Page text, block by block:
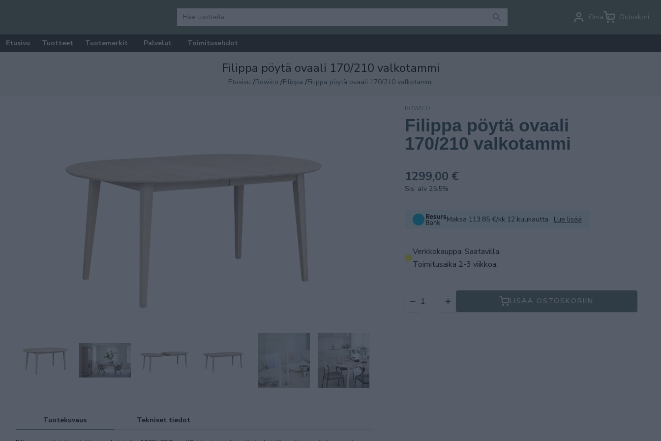
Oma tili Ostoskori
Etusivu Tuotteet Tuotemerkit Palvelut Toimitusehdot
Filippa pöytä ovaali 170/210 valkotammi
Etusivu /Rowico /Filippa /Filippa pöytä ovaali 170/210 valkotammi
Tuotekuvaus Tekniset tiedot
ROWICO
Filippa pöytä ovaali
170/210 valkotammi
1299,00 €
Sis. alv 25.5%
Maksa 113.85 €/kk 12 kuukautta. Lue lisää
Verkkokauppa: Saatavilla.
Toimitusaika 2-3 viikkoa.
LISÄÄ OSTOSKORIIN